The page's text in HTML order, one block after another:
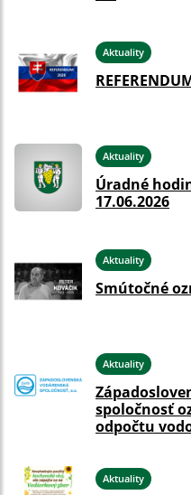
Aktuality
Aktuality
Úradné
17.06.2026
Aktuality
Smútočné
Aktuality
spoločnosť
odpočtu
Aktuality